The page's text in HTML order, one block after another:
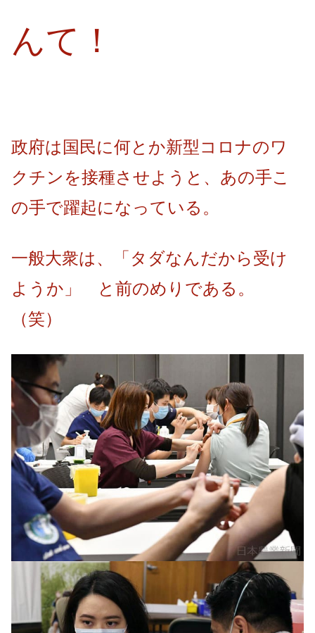
んて！
政府は国民に何とか新型コロナのワ
クチンを接種させようと、あの手こ
の手で躍起になっている。
一般大衆は、「タダなんだから受け
ようか」 と前のめりである。
（笑）